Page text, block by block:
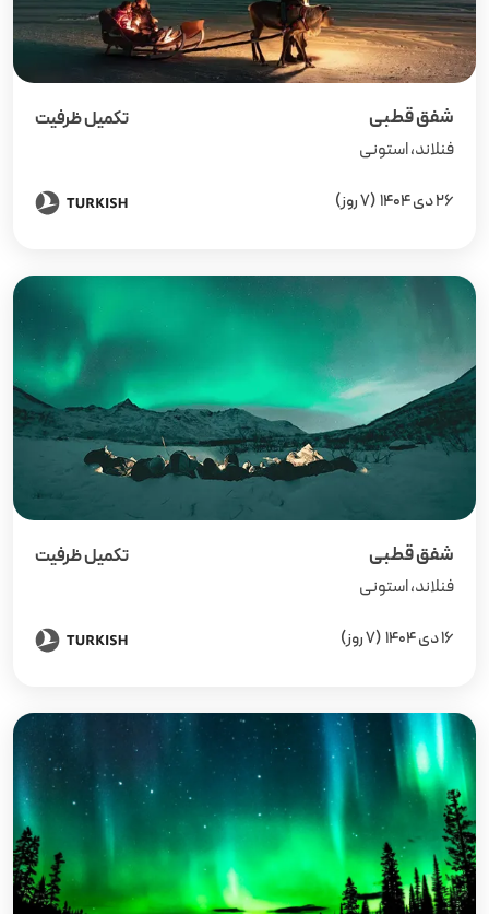
شفق قطبی
تکمیل ظرفیت
فنلاند، استونی
26 دی 1404 (7 روز)
شفق قطبی
تکمیل ظرفیت
فنلاند، استونی
16 دی 1404 (7 روز)